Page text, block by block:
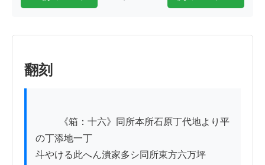
翻刻
の丁添地一丁
斗やける此へん潰家多シ同所東方六万坪ゟ